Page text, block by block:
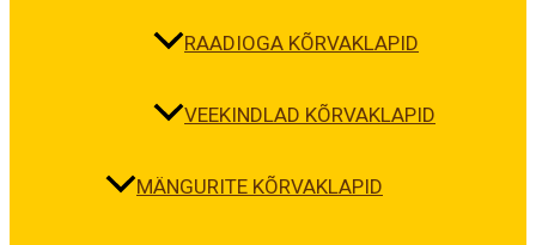
RAADIOGA KÕRVAKLAPID
VEEKINDLAD KÕRVAKLAPID
MÄNGURITE KÕRVAKLAPID